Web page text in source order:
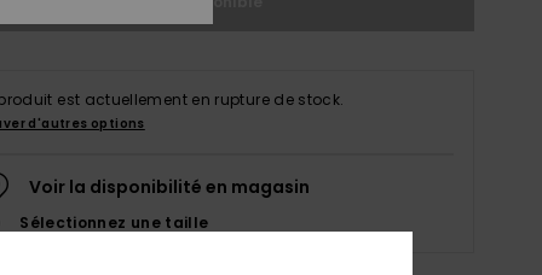
est actuellement en rupture de stock.
d'autres options
Voir la disponibilité en magasin
Sélectionnez une taille